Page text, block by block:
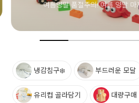
여름양말 품절주의! 여름 양말 마
냉감침구❄️ 부드러운 모달
유리컵 골라담기 대량구매